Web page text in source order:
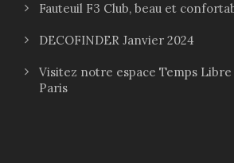
Fauteuil F3 Club, beau et
DECOFINDER Janvier 2024
Visitez notre espace Temps
Paris